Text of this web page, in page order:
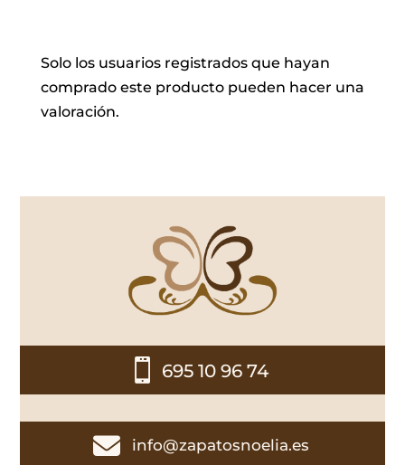
Solo los usuarios registrados que hayan
comprado este producto pueden hacer una
valoración.
 695 10 96 74
 info@zapatosnoelia.es